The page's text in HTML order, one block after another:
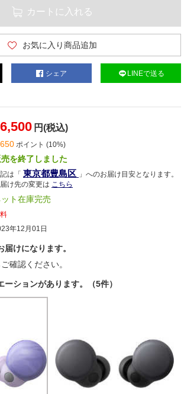
カートに入れる
お気に入り商品追加
シェア LINEで送る
円(税込)
ポイント (10%)
売を終了しました
は「 東京都豊島区 」へのお届け目安となります。
け先の変更は こちら
ット在庫完売
年12月01日
けになります。
確認ください。
ションがあります。（5件）